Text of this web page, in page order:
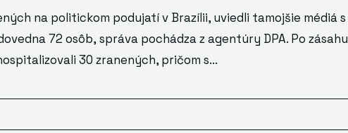
na politickom podujatí v Brazílii, uviedli tamojšie médiá s
72 osôb, správa pochádza z agentúry DPA. Po zásahu
30 zranených, pričom s...